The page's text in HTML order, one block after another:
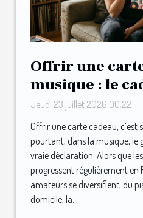
Offrir une
musique : le
inattendu qui
mélomanes
Jeudi 23 juillet 2026 00:22
Offrir une carte cadeau,
pourtant, dans la musique, le
vraie déclaration. Alors que
progressent régulièrement en
amateurs se diversifient, du
domicile, la...